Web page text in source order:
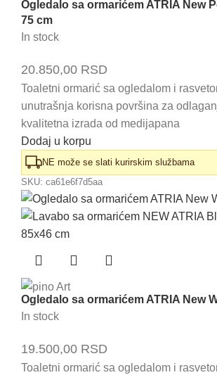
Ogledalo sa ormarićem ATRIA New
75 cm
In stock
20.850,00 RSD
Toaletni ormarić sa ogledalom i
unutrašnja korisna površina za
kvalitetna izrada od medijapana
Dodaj u korpu
NE može se slati kurirskim službama
SKU: ca61e6f7d5aa
Ogledalo sa ormarićem ATRIA New
In stock
19.500,00 RSD
Toaletni ormarić sa ogledalom i